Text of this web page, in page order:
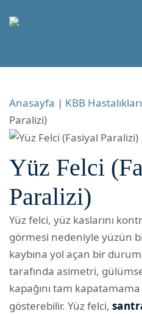
Anasayfa | KBB Hastalıkları
Paralizi)
Yüz Felci
Paralizi)
Yüz felci, yüz kaslarını
görmesi nedeniyle yüzün
kaybına yol açan bir
tarafında asimetri,
kapağını tam
gösterebilir. Yüz felci,